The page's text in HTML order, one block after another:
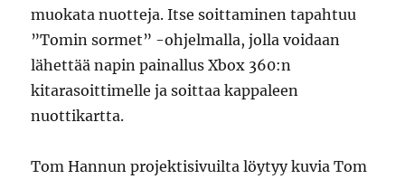
muokata nuotteja. Itse soittaminen tapahtuu
”Tomin sormet” -ohjelmalla, jolla voidaan
lähettää napin painallus Xbox 360:n
kitarasoittimelle ja soittaa kappaleen
nuottikartta.
Tom Hannun projektisivuilta löytyy kuvia Tom